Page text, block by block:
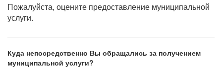
Пожалуйста, оцените предоставление муниципальной
услуги.
Куда непосредственно Вы обращались за получением
муниципальной услуги?